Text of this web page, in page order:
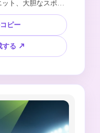
ト、大胆なスポー
ためのきれいな空
トラスト、高解像
読みやすいテキスト
し、チームの紋章
ンドのジャージな
ピー
する ↗